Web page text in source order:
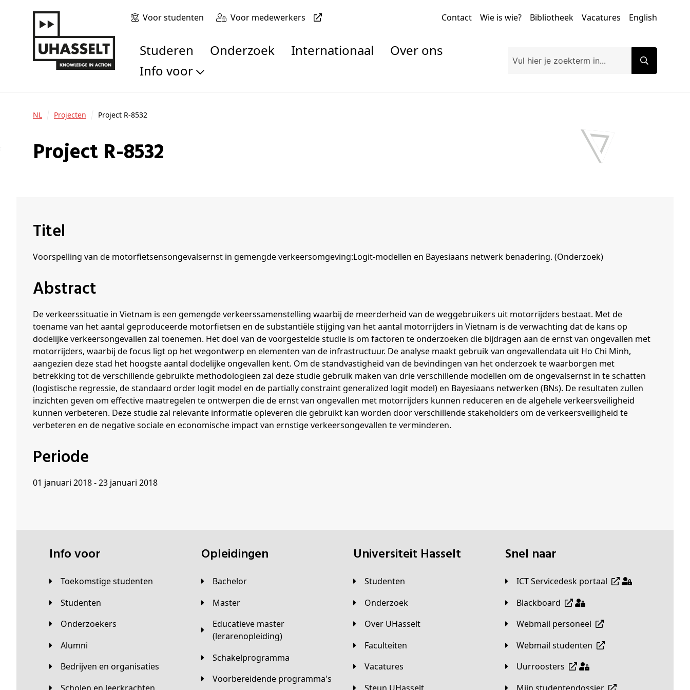
Voor studenten Voor medewerkers Contact Wie is wie? Bibliotheek Vacatures English
Studeren Onderzoek Internationaal
Over ons
Info voor
Toekomstige studenten
Alumni
Bedrijven en organisaties
NL Projecten Project R-8532
Project R-8532
Titel
Voorspelling van de motorfietsensongevalsernst in gemengde verkeersomgeving:Logit-modellen en Bayesiaans netwerk benadering. (Onderzoek)
Abstract
De verkeerssituatie in Vietnam is een gemengde verkeerssamenstelling waarbij de meerderheid van de weggebruikers uit motorrijders bestaat. Met de
toename van het aantal geproduceerde motorfietsen en de substantiële stijging van het aantal motorrijders in Vietnam is de verwachting dat de kans op
dodelijke verkeersongevallen zal toenemen. Het doel van de voorgestelde studie is om factoren te onderzoeken die bijdragen aan de ernst van ongevallen met
motorrijders, waarbij de focus ligt op het wegontwerp en elementen van de infrastructuur. De analyse maakt gebruik van ongevallendata uit Ho Chi Minh,
aangezien deze stad het hoogste aantal dodelijke ongevallen kent. Om de standvastigheid van de bevindingen van het onderzoek te waarborgen met
betrekking tot de verschillende gebruikte methodologieën zal deze studie gebruik maken van drie verschillende modellen om de ongevalsernst in te schatten
(logistische regressie, de standaard order logit model en de partially constraint generalized logit model) en Bayesiaans netwerken (BNs). De resultaten zullen
inzichten geven om effective maatregelen te ontwerpen die de ernst van ongevallen met motorrijders kunnen reduceren en de algehele verkeersveiligheid
kunnen verbeteren. Deze studie zal relevante informatie opleveren die gebruikt kan worden door verschillende stakeholders om de verkeersveiligheid te
verbeteren en de negative sociale en economische impact van ernstige verkeersongevallen te verminderen.
Periode
01 januari 2018 - 23 januari 2018
Info voor
Toekomstige studenten
Studenten
Onderzoekers
Alumni
Bedrijven en organisaties
Opleidingen
Bachelor
Master
Educatieve master
(lerarenopleiding)
Schakelprogramma
Voorbereidende programma's
universiteit Hasselt
Studenten
Onderzoek
Over UHasselt
Faculteiten
Vacatures
Snel naar
ICT Servicedesk portaal
Blackboard
Webmail personeel
Webmail studenten
Uurroosters